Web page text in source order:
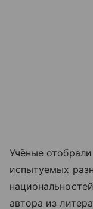
Учёные
испытуемых
автора из